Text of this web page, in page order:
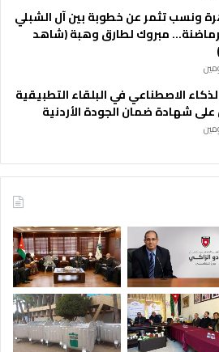
ونسب تثمر عن خطوبة بين آل الشبلي
مبروك لطارق وهبة (شاهد
الاصطناعي في البلقاء التطبيقية
شهادة ضمان الجودة الأردنية